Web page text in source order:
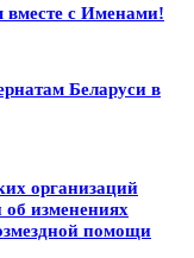
вместе с Именами!
Беларуси в
организаций
изменениях
помощи